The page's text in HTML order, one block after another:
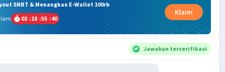
SNBT & Menangkan E-Wallet 100rb
02 :18 :55 :40
Klaim
Jawaban terverifikasi